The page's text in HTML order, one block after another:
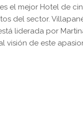
el mejor Hotel de
del sector.
liderada por
visión de este